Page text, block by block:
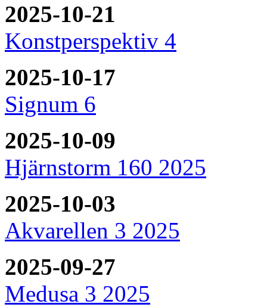
2025-10-21
Konstperspektiv 4
2025-10-17
Signum 6
2025-10-09
Hjärnstorm 160 2025
2025-10-03
Akvarellen 3 2025
2025-09-27
Medusa 3 2025